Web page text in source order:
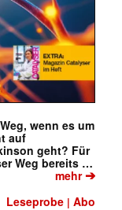
wenn es um
auf
geht? Für
Weg bereits …
mehr➔
Leseprobe |Abo